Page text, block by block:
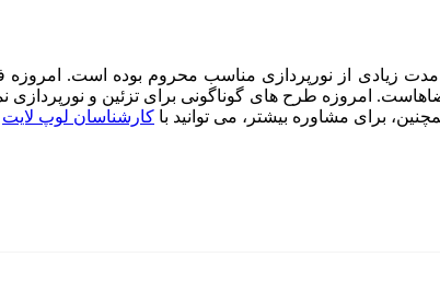
امروزه طرح های گوناگونی برای تزئین و نورپردازی
برای مشاوره بیشتر، می توانید با کارشناسان لوپ لایت